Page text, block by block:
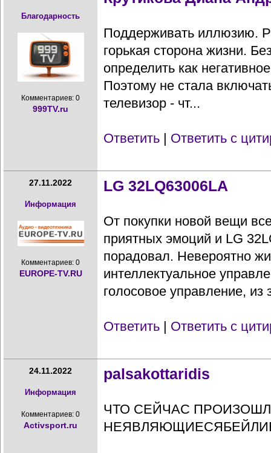
Благодарность
Комментариев: 0
999TV.ru
Поддерживать иллюзию.
горькая сторона жизни.
определить как
Поэтому не стала
телевизор - чт...
Ответить | Ответить с
27.11.2022
Информация
Комментариев: 0
EUROPE-TV.RU
LG 32LQ63006LA
От покупки новой вещи
приятных эмоций и LG
порадовал. Невероятно
интеллектуальное
голосовое управление, из
Ответить | Ответить с
24.11.2022
Информация
Комментариев: 0
Activsport.ru
palsakottaridis
ЧТО СЕЙЧАС